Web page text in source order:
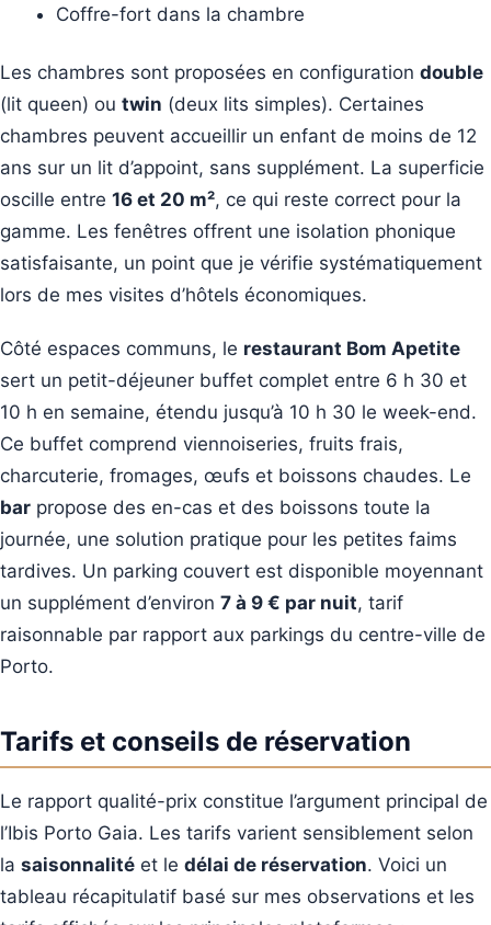
Coffre-fort dans la chambre
Les chambres sont proposées en configuration double
(lit queen) ou twin (deux lits simples). Certaines
chambres peuvent accueillir un enfant de moins de 12
ans sur un lit d’appoint, sans supplément. La superficie
oscille entre 16 et 20 m², ce qui reste correct pour la
gamme. Les fenêtres offrent une isolation phonique
satisfaisante, un point que je vérifie systématiquement
lors de mes visites d’hôtels économiques.
Côté espaces communs, le restaurant Bom Apetite
sert un petit-déjeuner buffet complet entre 6 h 30 et
10 h en semaine, étendu jusqu’à 10 h 30 le week-end.
Ce buffet comprend viennoiseries, fruits frais,
charcuterie, fromages, œufs et boissons chaudes. Le
bar propose des en-cas et des boissons toute la
journée, une solution pratique pour les petites faims
tardives. Un parking couvert est disponible moyennant
un supplément d’environ 7 à 9 € par nuit, tarif
raisonnable par rapport aux parkings du centre-ville de
Porto.
Tarifs et conseils de réservation
Le rapport qualité-prix constitue l’argument principal de
l’Ibis Porto Gaia. Les tarifs varient sensiblement selon
la saisonnalité et le délai de réservation. Voici un
tableau récapitulatif basé sur mes observations et les